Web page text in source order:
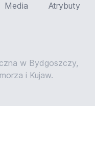
Media Atrybuty
w Bydgoszczy,
i Kujaw.